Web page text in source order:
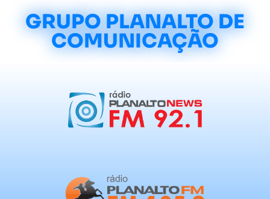
GRUPO PLANALTO DE
COMUNICAÇÃO